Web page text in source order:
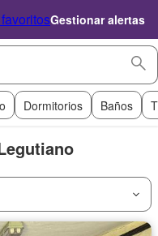
Gestionar alertas
Dormitorios Baños